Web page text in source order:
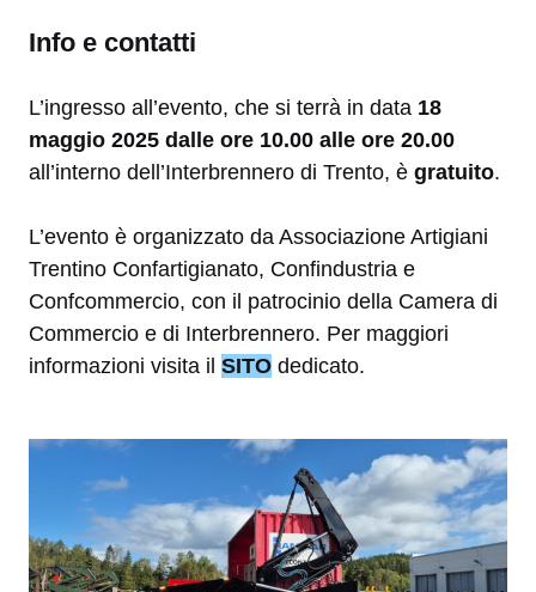
Info e contatti
L’ingresso all’evento, che si terrà in data 18
maggio 2025 dalle ore 10.00 alle ore 20.00
all’interno dell’Interbrennero di Trento, è gratuito.
L’evento è organizzato da Associazione Artigiani
Trentino Confartigianato, Confindustria e
Confcommercio, con il patrocinio della Camera di
Commercio e di Interbrennero. Per maggiori
informazioni visita il SITO dedicato.